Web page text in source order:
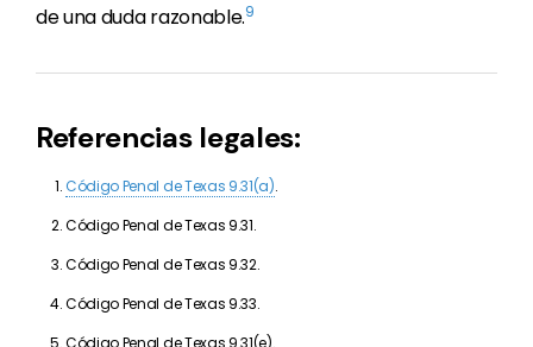
de una duda razonable.9
Referencias legales:
Código Penal de Texas 9.31(a).
Código Penal de Texas 9.31.
Código Penal de Texas 9.32.
Código Penal de Texas 9.33.
Código Penal de Texas 9.31(e).